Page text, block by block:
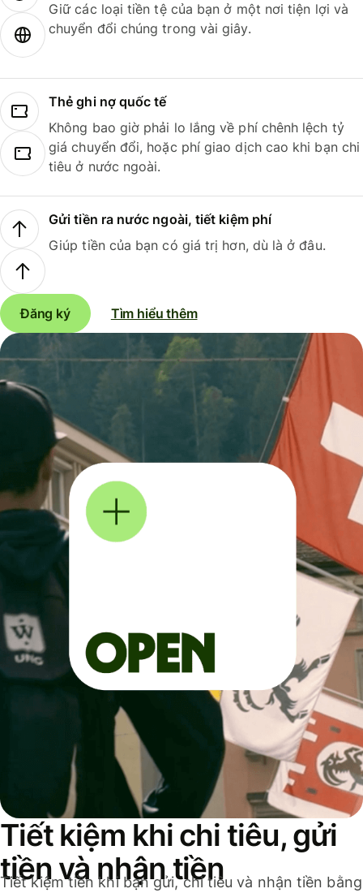
Giữ các loại tiền tệ của bạn ở một nơi tiện lợi và
chuyển đổi chúng trong vài giây.
Thẻ ghi nợ quốc tế
Không bao giờ phải lo lắng về phí chênh lệch tỷ
giá chuyển đổi, hoặc phí giao dịch cao khi bạn chi
tiêu ở nước ngoài.
Gửi tiền ra nước ngoài, tiết kiệm phí
Giúp tiền của bạn có giá trị hơn, dù là ở đâu.
Đăng ký Tìm hiểu thêm
Tiết kiệm khi chi tiêu, gửi
tiền và nhận tiền
Tiết kiệm tiền khi bạn gửi, chi tiêu và nhận tiền bằng